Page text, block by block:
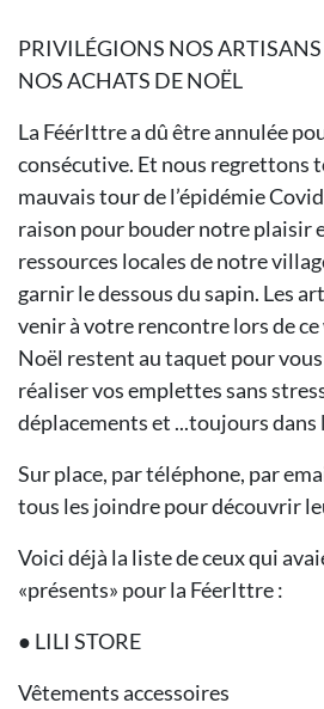
PRIVILÉGIONS NOS
NOS ACHATS DE NOËL
La FéérIttre a dû être annulée
consécutive. Et nous regrettons
mauvais tour de l’épidémie
raison pour bouder notre plaisir
ressources locales de notre
garnir le dessous du sapin. Les
venir à votre rencontre lors de
Noël restent au taquet pour
réaliser vos emplettes sans
déplacements et ...toujours dans
Sur place, par téléphone, par
tous les joindre pour découvrir
Voici déjà la liste de ceux qui
«présents» pour la FéerIttre :
● LILI STORE
Vêtements accessoires